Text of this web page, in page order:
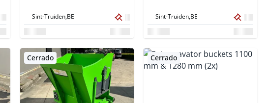
Sint-Truiden, BE Sint-Truiden, BE
Cerrado Cerrado